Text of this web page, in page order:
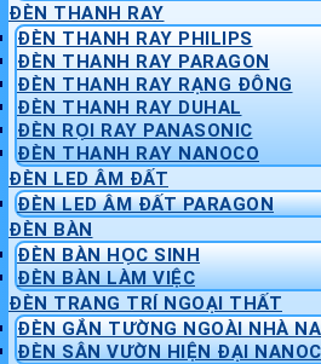
ĐÈN THANH RAY
ĐÈN THANH RAY PHILIPS
ĐÈN THANH RAY PARAGON
ĐÈN THANH RAY RẠNG ĐÔNG
ĐÈN THANH RAY DUHAL
ĐÈN RỌI RAY PANASONIC
ĐÈN THANH RAY NANOCO
ĐÈN LED ÂM ĐẤT
ĐÈN LED ÂM ĐẤT PARAGON
ĐÈN BÀN
ĐÈN BÀN HỌC SINH
ĐÈN BÀN LÀM VIỆC
ĐÈN TRANG TRÍ NGOẠI THẤT
ĐÈN GẮN TƯỜNG NGOÀI NHÀ
ĐÈN SÂN VƯỜN HIỆN ĐẠI